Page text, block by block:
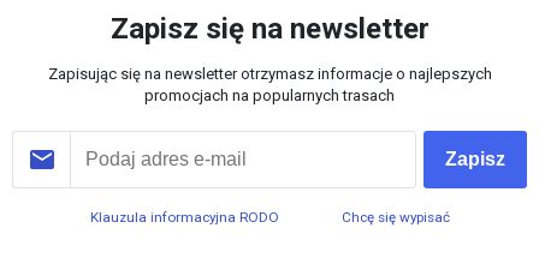
Zapisz się na newsletter
Zapisując się na newsletter otrzymasz informacje o najlepszych
promocjach na popularnych trasach
Zapisz
Klauzula informacyjna RODO Chcę się wypisać